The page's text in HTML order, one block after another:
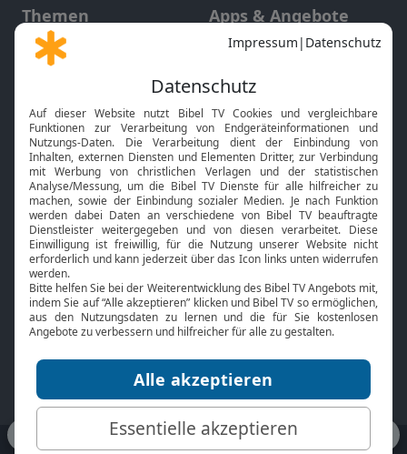
Themen
Gott und Bibel erklärt
Neuigkeiten
Apps & Angebote
Mobile App
Smart TV
HbbTV
Bibelthek Online-Bibel
Nächster Gottesdienst
Bibel TV
Über uns
Jobs
Mediadaten
Service
Kontakt
TV-Empfang
bibeltv.de: Impressum Datenschutz